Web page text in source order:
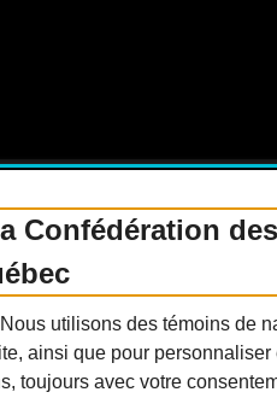
Confédération
utilisons des témoins de
ainsi que pour
toujours avec votre
Nous joindre
universelle